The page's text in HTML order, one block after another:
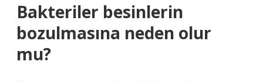
Bakteriler besinlerin
bozulmasına neden olur
mu?